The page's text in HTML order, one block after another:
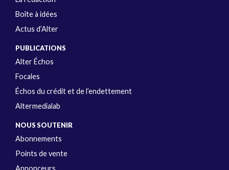
Boîte à idées
Actus d’Alter
PUBLICATIONS
Alter Échos
Focales
Échos du crédit et de l’endettement
Altermedialab
NOUS SOUTENIR
Abonnements
Points de vente
Annonceurs